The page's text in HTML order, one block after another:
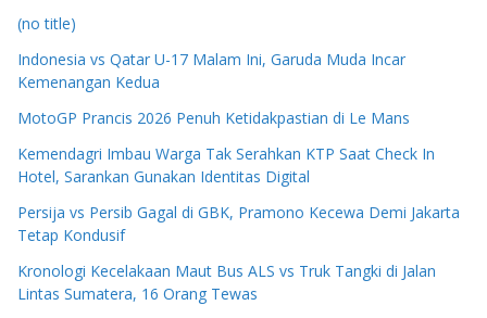
(no title)
Indonesia vs Qatar U-17 Malam Ini, Garuda Muda Incar
Kemenangan Kedua
MotoGP Prancis 2026 Penuh Ketidakpastian di Le Mans
Kemendagri Imbau Warga Tak Serahkan KTP Saat Check In
Hotel, Sarankan Gunakan Identitas Digital
Persija vs Persib Gagal di GBK, Pramono Kecewa Demi Jakarta
Tetap Kondusif
Kronologi Kecelakaan Maut Bus ALS vs Truk Tangki di Jalan
Lintas Sumatera, 16 Orang Tewas